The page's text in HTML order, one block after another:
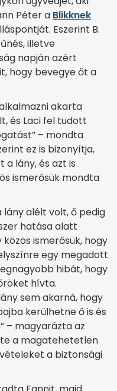
Péter a Blikknek
Eszerint B.
illetve
napján azért
hogy bevegye őt a
akarta
és Laci fel tudott
– mondta
ez is bizonyítja,
lány, és azt is
ismerősük mondta
lány alélt volt, ő pedig
hatása alatt
ismerősük, hogy
egy megadott
hibát, hogy
hívta.
sem akarná, hogy
kerülhetne ő is és
– magyarázta az
a magatehetetlen
a biztonsági